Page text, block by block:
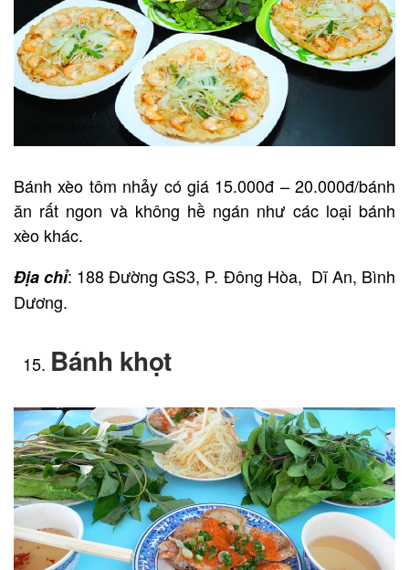
Bánh xèo tôm nhảy có giá 15.000đ – 20.000đ/bánh
ăn rất ngon và không hề ngán như các loại bánh
xèo khác.
Địa chỉ: 188 Đường GS3, P. Đông Hòa, Dĩ An, Bình
Dương.
Bánh khọt